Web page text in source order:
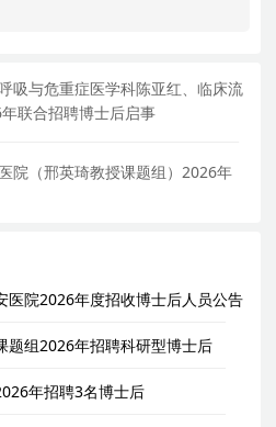
吸与危重症医学科陈亚红、临床流
联合招聘博士后启事
院（邢英琦教授课题组）2026年
医院2026年度招收博士后人员公告
题组2026年招聘科研型博士后
年招聘3名博士后